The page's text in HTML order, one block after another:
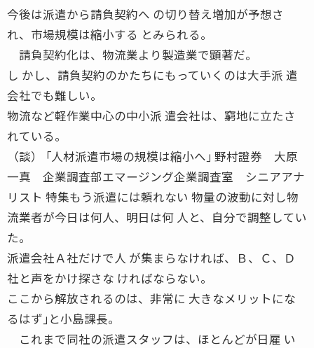
今後は派遣から請負契約へ の切り替え増加が予想さ
れ、市場規模は縮小する とみられる。
請負契約化は、物流業より製造業で顕著だ。
し かし、請負契約のかたちにもっていくのは大手派 遣
会社でも難しい。
物流など軽作業中心の中小派 遣会社は、窮地に立たさ
れている。
（談） ｢人材派遣市場の規模は縮小へ｣ 野村證券 大原
一真 企業調査部エマージング企業調査室 シニアアナ
リスト 特集もう派遣には頼れない 物量の波動に対し物
流業者が今日は何人、明日は何 人と、自分で調整してい
た。
派遣会社Ａ社だけで人 が集まらなければ、Ｂ、Ｃ、Ｄ
社と声をかけ探さな ければならない。
ここから解放されるのは、非常に 大きなメリットにな
るはず｣と小島課長。
これまで同社の派遣スタッフは、ほとんどが日雇 い